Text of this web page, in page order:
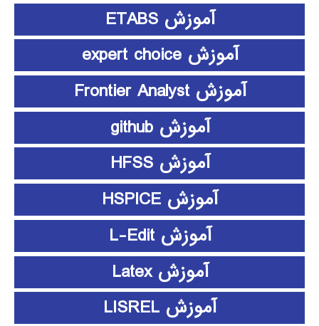
آموزش ETABS
آموزش expert choice
آموزش Frontier Analyst
آموزش github
آموزش HFSS
آموزش HSPICE
آموزش L-Edit
آموزش Latex
آموزش LISREL